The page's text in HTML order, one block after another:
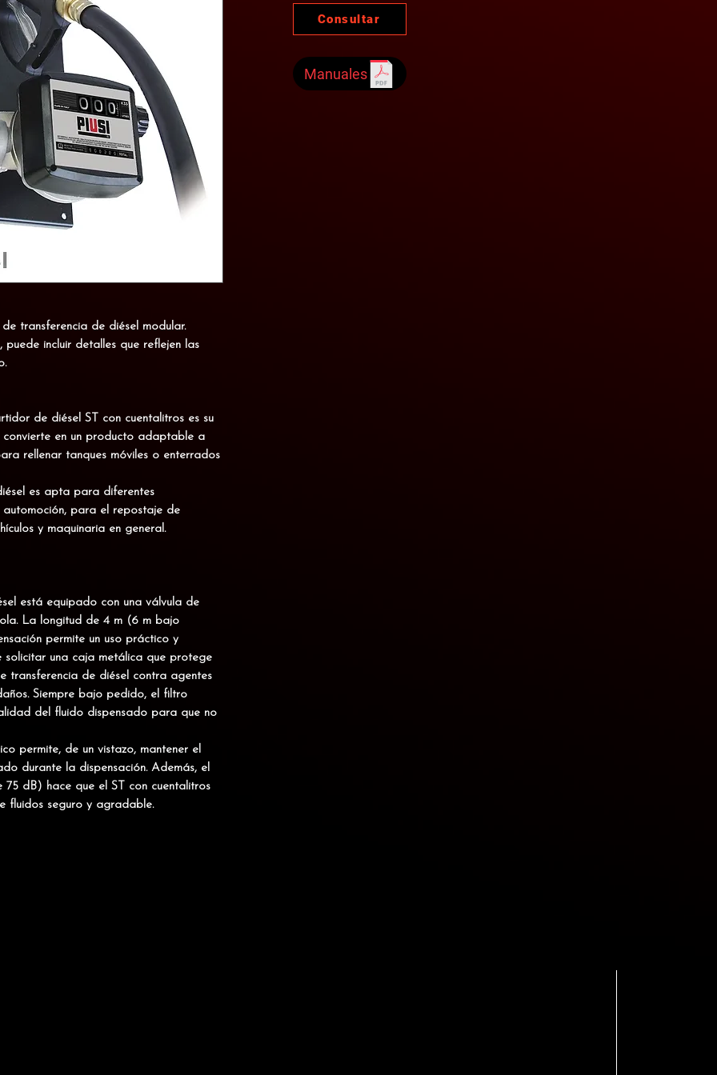
transferencia de diésel modular.
incluir detalles que reflejen las
de diésel ST con cuentalitros es su
en un producto adaptable a
rellenar tanques móviles o enterrados
es apta para diferentes
para el repostaje de
y maquinaria en general.
está equipado con una válvula de
La longitud de 4 m (6 m bajo
permite un uso práctico y
solicitar una caja metálica que protege
transferencia de diésel contra agentes
Siempre bajo pedido, el filtro
del fluido dispensado para que no
permite, de un vistazo, mantener el
durante la dispensación. Además, el
dB) hace que el ST con cuentalitros
fluidos seguro y agradable.
Consultar
Manuales